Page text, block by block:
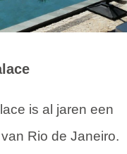
is al jaren een
Rio de Janeiro.